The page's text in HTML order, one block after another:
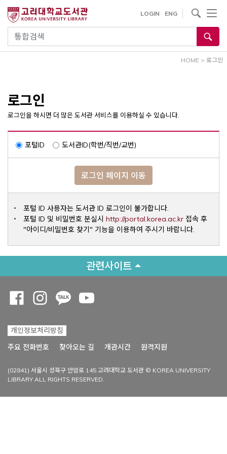
건
통합검색
LOGIN ENG
사이트내 검색
HOME > 로그인
로그인
로그인을 하시면 더 많은 도서관 서비스를 이용하실 수 있습니다.
포털ID 도서관ID(학번/직번/교번)
로그인 페이지 이동
포털 ID 사용자는 도서관 ID 로그인이 불가합니다.
포털 ID 및 비밀번호 분실시 http://portal.korea.ac.krOpens a
접속 후
"아이디/비밀번호 찾기" 기능을 이용하여 주시기 바랍니다.
관련사이트
개인정보처리방침
주요 전화번호
찾아오는 길 개관시간 원격지원
(02841) 서울시 성북구 안암로 145 고려대학교 도서관 © KOREA UNIVERSITY
LIBRARY ALL RIGHTS RESERVED.
Opens a new window
Opens a new window
Opens a new window